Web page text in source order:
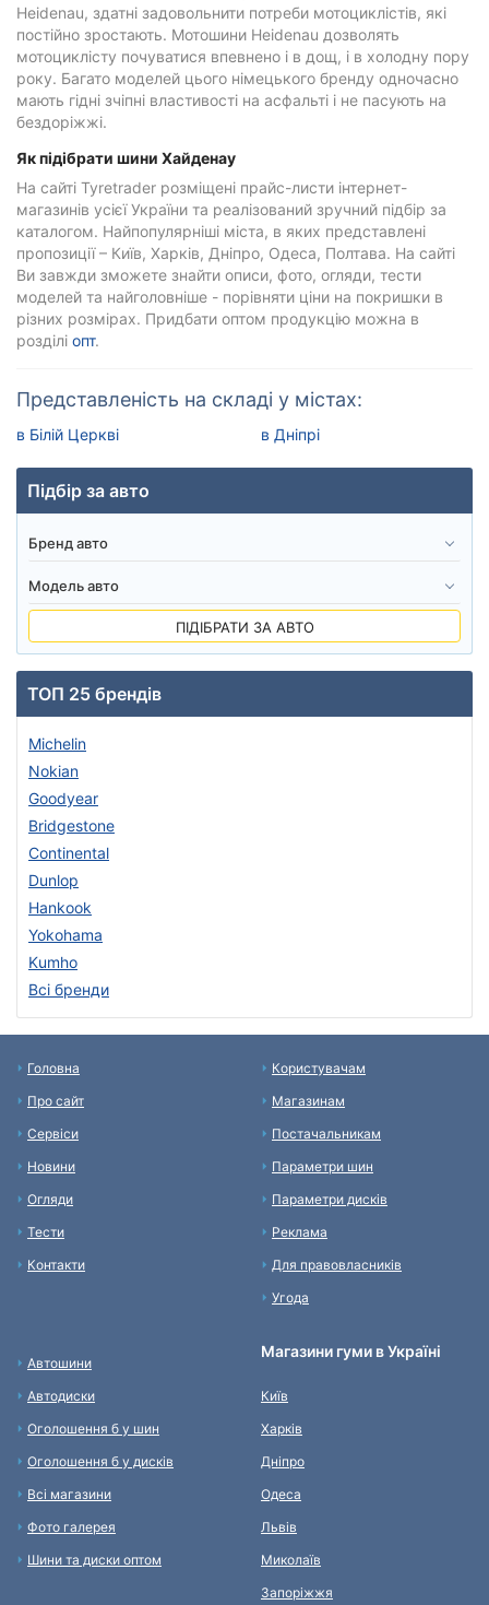
Heidenau, здатні задовольнити потреби мотоциклістів, які
постійно зростають. Мотошини Heidenau дозволять
мотоциклісту почуватися впевнено і в дощ, і в холодну пору
року. Багато моделей цього німецького бренду одночасно
мають гідні зчіпні властивості на асфальті і не пасують на
бездоріжжі.
Як підібрати шини Хайденау
На сайті Tyretrader розміщені прайс-листи інтернет-
магазинів усієї України та реалізований зручний підбір за
каталогом. Найпопулярніші міста, в яких представлені
пропозиції – Київ, Харків, Дніпро, Одеса, Полтава. На сайті
Ви завжди зможете знайти описи, фото, огляди, тести
моделей та найголовніше - порівняти ціни на покришки в
різних розмірах. Придбати оптом продукцію можна в
розділі опт.
Представленість на складі у містах:
в Білій Церкві в Дніпрі
Підбір за авто
ПІДІБРАТИ ЗА АВТО
ТОП 25 брендів
Michelin
Nokian
Goodyear
Bridgestone
Continental
Dunlop
Hankook
Yokohama
Kumho
Всі бренди
Головна
Про сайт
Сервіси
Новини
Огляди
Тести
Контакти
Користувачам
Магазинам
Постачальникам
Параметри шин
Параметри дисків
Реклама
Для правовласників
Угода
Автошини
Автодиски
Оголошення б у шин
Оголошення б у дисків
Всі магазини
Фото галерея
Шини та диски оптом
Магазини гуми в Україні
Київ
Харків
Дніпро
Одеса
Львів
Миколаїв
Запоріжжя